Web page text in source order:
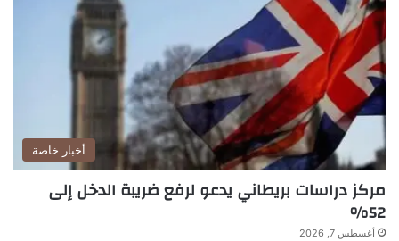
أخبار خاصة
مركز دراسات بريطاني يدعو لرفع ضريبة الدخل إلى
52%
أغسطس 7, 2026